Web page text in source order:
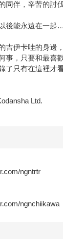
同伴，辛苦的討
後能永遠在一起…
吉伊卡哇的身邊
事，只要和最喜
了只有在這裡才
Ltd.
ngntrtr
ngnchiikawa